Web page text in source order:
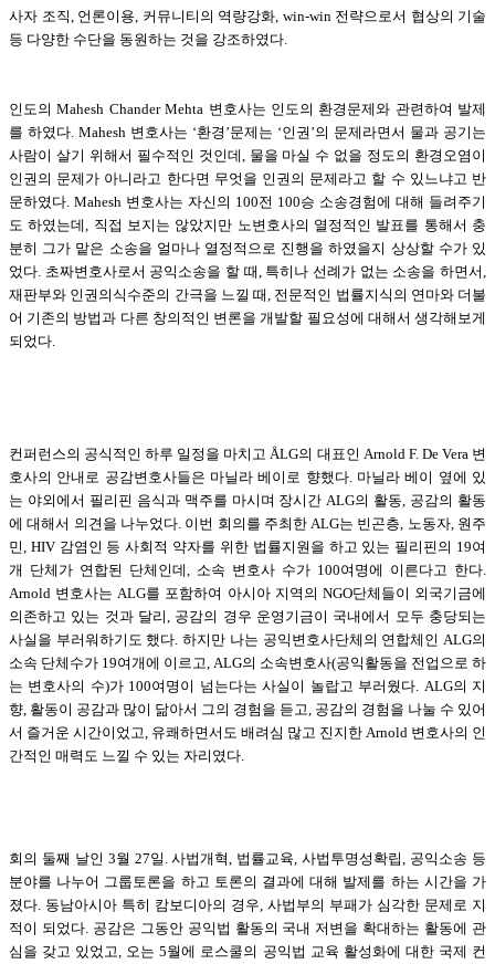
사자 조직, 언론이용, 커뮤니티의 역량강화, win-win 전략으로서 협상의 기술
등 다양한 수단을 동원하는 것을 강조하였다.
인도의 Mahesh Chander Mehta 변호사는 인도의 환경문제와 관련하여 발제
를 하였다. Mahesh 변호사는 ‘환경’문제는 ‘인권’의 문제라면서 물과 공기는
사람이 살기 위해서 필수적인 것인데, 물을 마실 수 없을 정도의 환경오염이
인권의 문제가 아니라고 한다면 무엇을 인권의 문제라고 할 수 있느냐고 반
문하였다. Mahesh 변호사는 자신의 100전 100승 소송경험에 대해 들려주기
도 하였는데, 직접 보지는 않았지만 노변호사의 열정적인 발표를 통해서 충
분히 그가 맡은 소송을 얼마나 열정적으로 진행을 하였을지 상상할 수가 있
었다. 초짜변호사로서 공익소송을 할 때, 특히나 선례가 없는 소송을 하면서,
재판부와 인권의식수준의 간극을 느낄 때, 전문적인 법률지식의 연마와 더불
어 기존의 방법과 다른 창의적인 변론을 개발할 필요성에 대해서 생각해보게
되었다.
컨퍼런스의 공식적인 하루 일정을 마치고 ÅLG의 대표인 Arnold F. De Vera 변
호사의 안내로 공감변호사들은 마닐라 베이로 향했다. 마닐라 베이 옆에 있
는 야외에서 필리핀 음식과 맥주를 마시며 장시간 ALG의 활동, 공감의 활동
에 대해서 의견을 나누었다. 이번 회의를 주최한 ALG는 빈곤층, 노동자, 원주
민, HIV 감염인 등 사회적 약자를 위한 법률지원을 하고 있는 필리핀의 19여
개 단체가 연합된 단체인데, 소속 변호사 수가 100여명에 이른다고 한다.
Arnold 변호사는 ALG를 포함하여 아시아 지역의 NGO단체들이 외국기금에
의존하고 있는 것과 달리, 공감의 경우 운영기금이 국내에서 모두 충당되는
사실을 부러워하기도 했다. 하지만 나는 공익변호사단체의 연합체인 ALG의
소속 단체수가 19여개에 이르고, ALG의 소속변호사(공익활동을 전업으로 하
는 변호사의 수)가 100여명이 넘는다는 사실이 놀랍고 부러웠다. ALG의 지
향, 활동이 공감과 많이 닮아서 그의 경험을 듣고, 공감의 경험을 나눌 수 있어
서 즐거운 시간이었고, 유쾌하면서도 배려심 많고 진지한 Arnold 변호사의 인
간적인 매력도 느낄 수 있는 자리였다.
회의 둘째 날인 3월 27일. 사법개혁, 법률교육, 사법투명성확립, 공익소송 등
분야를 나누어 그룹토론을 하고 토론의 결과에 대해 발제를 하는 시간을 가
졌다. 동남아시아 특히 캄보디아의 경우, 사법부의 부패가 심각한 문제로 지
적이 되었다. 공감은 그동안 공익법 활동의 국내 저변을 확대하는 활동에 관
심을 갖고 있었고, 오는 5월에 로스쿨의 공익법 교육 활성화에 대한 국제 컨